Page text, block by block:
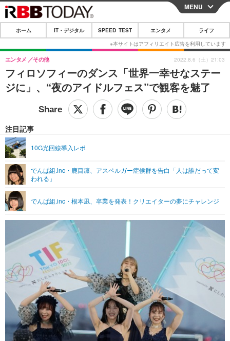
CLOSE
ホーム
IT・デジタル
IT・デジタルTOP スマートフォン
ガジェット・ツール
ショッピング その他
SPEED TEST
エンタメTOP 映画・ドラマ
グラビア
ショッピング その他
ライフTOP
その他
リリース一覧
プッシュ通知の停止方法
MENU
ホーム IT・デジタル SPEED TEST エンタメ ライフ
フィロソフィーのダンス「世界一幸せなステー
ジに」、“夜のアイドルフェス”で観客を魅了
エンタメ その他
注目記事
10G光回線導入レポ
でんぱ組.inc・鹿目凛、アスペルガー症候群を告白「人は誰だって変
われる」
でんぱ組.inc・根本凪、卒業を発表！クリエイターの夢にチャレンジ
2022.8.6（土）21:03